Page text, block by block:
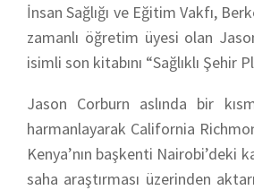
İnsan Sağlığı ve Eğitim Vakfı,
zamanlı öğretim üyesi olan
isimli son kitabını “Sağlıklı Şehir
Jason Corburn aslında bir
harmanlayarak California
Kenya’nın başkenti Nairobi’deki
saha araştırması üzerinden